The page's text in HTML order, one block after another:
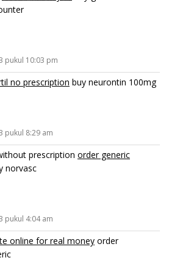
pukul 10:03 pm
no prescription buy neurontin 100mg
pukul 8:29 am
prescription order generic
norvasc
pukul 4:04 am
online for real money order